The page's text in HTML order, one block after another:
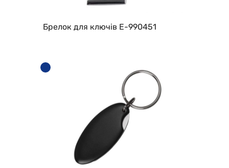
Брелок для ключів E-990451